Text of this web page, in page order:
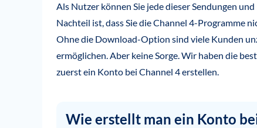
Als Nutzer können Sie jede dieser Sendungen
Nachteil ist, dass Sie die Channel 4-Programme
Ohne die Download-Option sind viele Kunden
ermöglichen. Aber keine Sorge. Wir haben die
zuerst ein Konto bei Channel 4 erstellen.
Wie erstellt man ein Konto